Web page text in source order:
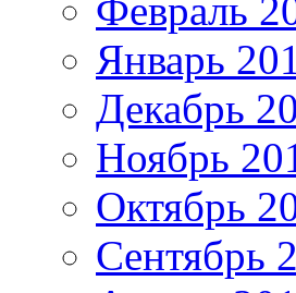
Февраль
Январь
Декабрь
Ноябрь
Октябрь
Сентябрь